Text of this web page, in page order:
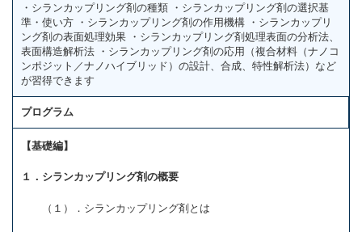
・シランカップリング剤の種類 ・シランカップリング剤の選択基
準・使い方 ・シランカップリング剤の作用機構 ・シランカップリ
ング剤の表面処理効果 ・シランカップリング剤処理表面の分析法、
表面構造解析法 ・シランカップリング剤の応用（複合材料（ナノコ
ンポジット／ナノハイブリッド）の設計、合成、特性解析法）など
が習得できます
プログラム
【基礎編】
１．シランカップリング剤の概要
（１） ．シランカップリング剤とは